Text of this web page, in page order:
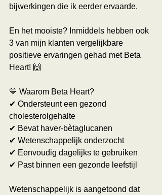
bijwerkingen die ik eerder ervaarde.
En het mooiste? Inmiddels hebben ook
3 van mijn klanten vergelijkbare
positieve ervaringen gehad met Beta
Heart! 🙌
💛 Waarom Beta Heart?
✔ Ondersteunt een gezond
cholesterolgehalte
✔ Bevat haver-bètaglucanen
✔ Wetenschappelijk onderzocht
✔ Eenvoudig dagelijks te gebruiken
✔ Past binnen een gezonde leefstijl
Wetenschappelijk is aangetoond dat